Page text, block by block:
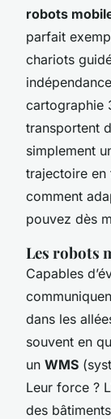
robots
parfait
chariots
cartographie
transportent
simplement
trajectoire en
comment
pouvez dès
Les robots
Capables
dans les
souvent en
un WMS
Leur force ?
des